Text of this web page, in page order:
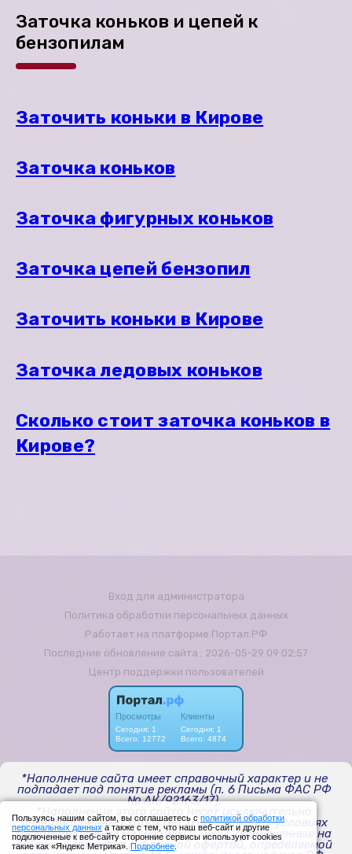
Пользуясь нашим сайтом, вы соглашаетесь с политикой обработки
персональных данных а также с тем, что наш веб-сайт и другие
подключенные к веб-сайту сторонние сервисы используют cookies
такие как «Яндекс Метрика». Подробнее
Заточка коньков и цепей к
бензопилам
Заточить коньки в Кирове
Заточка коньков
Заточка фигурных коньков
Заточка цепей бензопил
Заточить коньки в Кирове
Заточка ледовых коньков
Сколько стоит заточка коньков в
Кирове?
Вход для администратора
Политика обработки персональных данных
Работает на платформе Портал.РФ
Последние обновление сайта : 2026-05-29 09:02:57
Центр поддержки пользователей